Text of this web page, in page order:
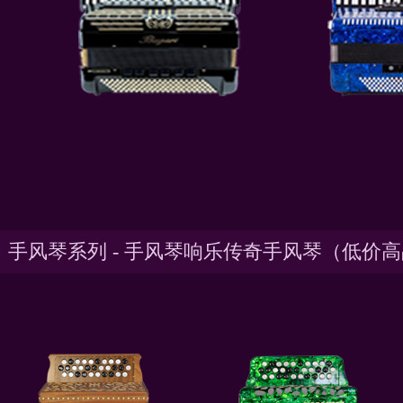
手风琴系列 - 手风琴响乐传奇手风琴（低价